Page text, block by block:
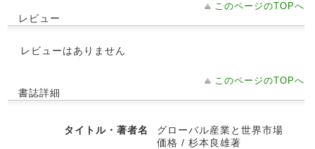
このページのTOPへ
レビュー
レビューはありません
このページのTOPへ
書誌詳細
タイトル・著者名
グローバル産業と世界市場
価格 / 杉本良雄著